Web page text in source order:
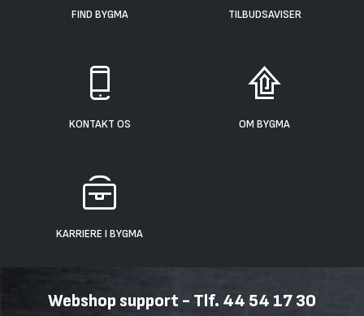
FIND BYGMA TILBUDSAVISER
KONTAKT OS OM BYGMA
KARRIERE I BYGMA
Webshop support - Tlf. 44 54 17 30